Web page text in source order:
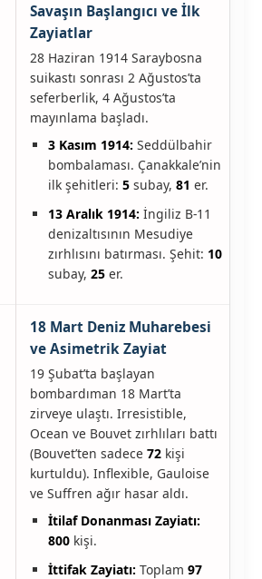
Savaşın Başlangıcı ve İlk
Zayiatlar
28 Haziran 1914 Saraybosna
suikastı sonrası 2 Ağustos’ta
seferberlik, 4 Ağustos’ta
mayınlama başladı.
3 Kasım 1914: Seddülbahir
bombalaması. Çanakkale’nin
ilk şehitleri: 5 subay, 81 er.
13 Aralık 1914: İngiliz B-11
denizaltısının Mesudiye
zırhlısını batırması. Şehit: 10
subay, 25 er.
18 Mart Deniz Muharebesi
ve Asimetrik Zayiat
19 Şubat’ta başlayan
bombardıman 18 Mart’ta
zirveye ulaştı. Irresistible,
Ocean ve Bouvet zırhlıları battı
(Bouvet’ten sadece 72 kişi
kurtuldu). Inflexible, Gauloise
ve Suffren ağır hasar aldı.
İtilaf Donanması Zayiatı:
800 kişi.
İttifak Zayiatı: Toplam 97